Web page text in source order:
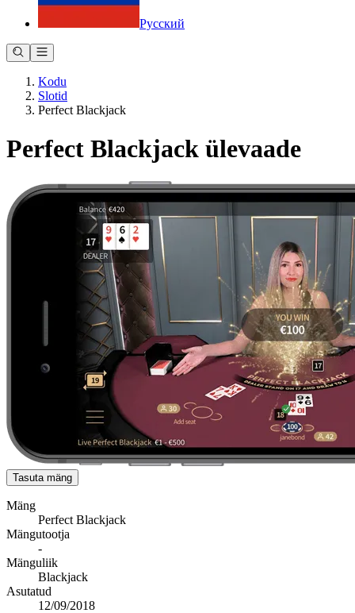
Русский
Kodu
Slotid
Perfect Blackjack
Perfect Blackjack ülevaade
Tasuta mäng
Mäng
Perfect Blackjack
Mängutootja
-
Mänguliik
Blackjack
Asutatud
12/09/2018